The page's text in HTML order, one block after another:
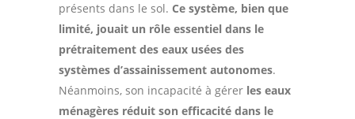
présents dans le sol. Ce système, bien que
limité, jouait un rôle essentiel dans le
prétraitement des eaux usées des
systèmes d’assainissement autonomes.
Néanmoins, son incapacité à gérer les eaux
ménagères réduit son efficacité dans le